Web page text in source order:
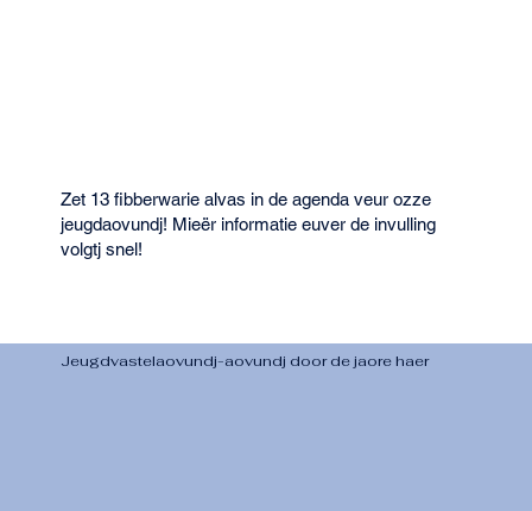
Zet 13 fibberwarie alvas in de agenda veur ozze
jeugdaovundj! Mieër informatie euver de invulling
volgtj snel!
Jeugdvastelaovundj-aovundj door de jaore haer